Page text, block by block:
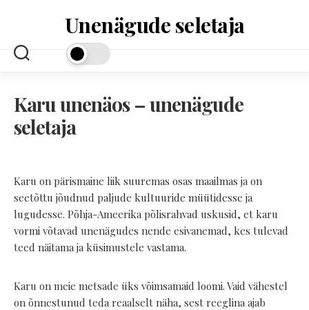
Unenägude seletaja
Karu unenäos – unenägude
seletaja
Karu on pärismaine liik suuremas osas maailmas ja on
seetõttu jõudnud paljude kultuuride müütidesse ja
lugudesse. Põhja-Ameerika põlisrahvad uskusid, et karu
vormi võtavad unenägudes nende esivanemad, kes tulevad
teed näitama ja küsimustele vastama.
Karu on meie metsade üks võimsamaid loomi. Vaid vähestel
on õnnestunud teda reaalselt näha, sest reeglina ajab